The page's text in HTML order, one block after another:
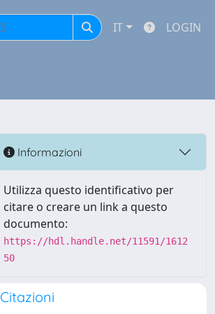
IT LOGIN
Informazioni
Utilizza questo identificativo per
citare o creare un link a questo
documento:
https://hdl.handle.net/11591/1612
50
Citazioni